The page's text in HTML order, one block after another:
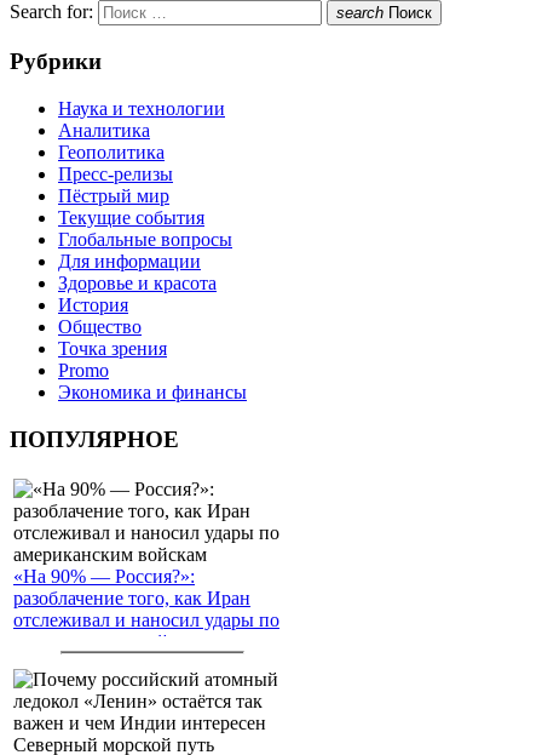
Search for: search Поиск
Рубрики
Наука и технологии
Аналитика
Геополитика
Пресс-релизы
Пёстрый мир
Текущие события
Глобальные вопросы
Для информации
Здоровье и красота
История
Общество
Точка зрения
Promo
Экономика и финансы
ПОПУЛЯРНОЕ
«На 90% — Россия?»:
разоблачение того, как Иран
отслеживал и наносил удары по
американским войскам